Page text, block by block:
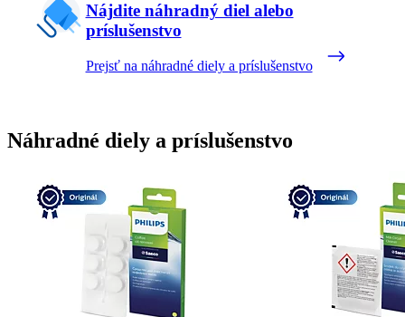
Nájdite náhradný diel alebo
príslušenstvo
Prejsť na náhradné diely a príslušenstvo
Náhradné diely a príslušenstvo